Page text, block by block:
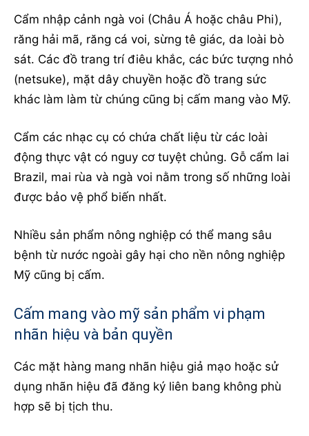
Cẩm nhập cảnh ngà voi (Châu Á hoặc châu Phi),
răng hải mã, răng cá voi, sừng tê giác, da loài bò
sát. Các đồ trang trí điêu khắc, các bức tượng nhỏ
(netsuke), mặt dây chuyền hoặc đồ trang sức
khác làm làm từ chúng cũng bị cấm mang vào Mỹ.
Cẩm các nhạc cụ có chứa chất liệu từ các loài
động thực vật có nguy cơ tuyệt chủng. Gỗ cẩm lai
Brazil, mai rùa và ngà voi nằm trong số những loài
được bảo vệ phổ biến nhất.
Nhiều sản phẩm nông nghiệp có thể mang sâu
bệnh từ nước ngoài gây hại cho nền nông nghiệp
Mỹ cũng bị cấm.
Cấm mang vào mỹ sản phẩm vi phạm
nhãn hiệu và bản quyền
Các mặt hàng mang nhãn hiệu giả mạo hoặc sử
dụng nhãn hiệu đã đăng ký liên bang không phù
hợp sẽ bị tịch thu.